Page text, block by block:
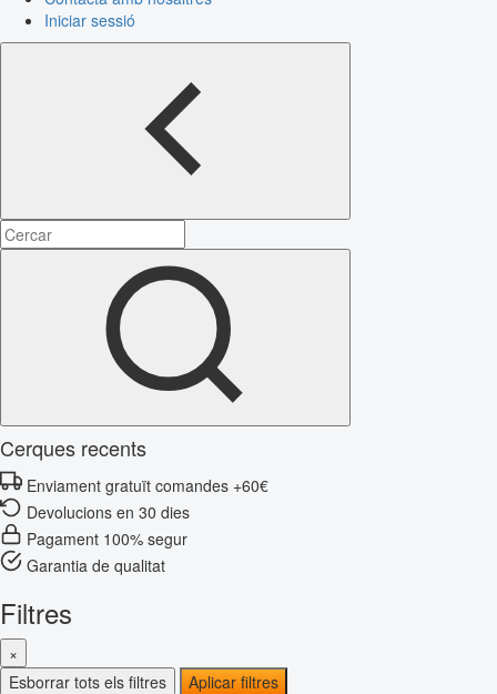
Iniciar sessió
Cerques recents
Enviament gratuït comandes +60€
Devolucions en 30 dies
Pagament 100% segur
Garantia de qualitat
Filtres
×
Esborrar tots els filtres
Aplicar filtres